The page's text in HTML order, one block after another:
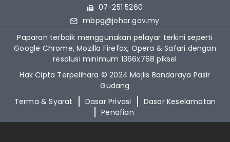
07-251 5260
mbpg@johor.gov.my
Paparan terbaik menggunakan pelayar terkini seperti
Google Chrome, Mozilla Firefox, Opera & Safari dengan
resolusi minimum 1366x768 piksel
Hak Cipta Terpelihara © 2024 Majlis Bandaraya Pasir
Gudang
Terma & Syarat
Dasar Privasi
Dasar Keselamatan
Penafian